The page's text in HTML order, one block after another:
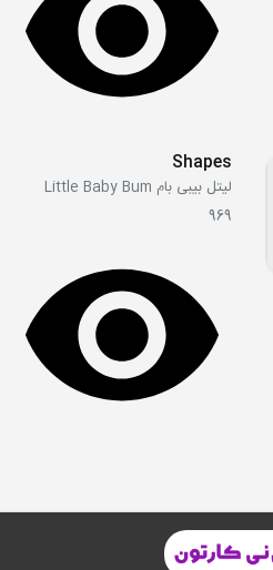
Shapes
لیتل بیبی بام Little Baby Bum
969